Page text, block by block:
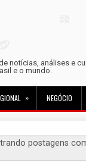
notícias, análises e
e o mundo.
» NEGÓCIO
postagens